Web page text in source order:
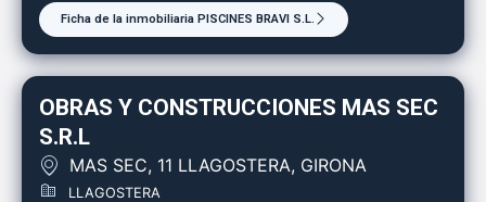
Ficha de la inmobiliaria PISCINES BRAVI S.L.
OBRAS Y CONSTRUCCIONES MAS SEC
S.R.L
MAS SEC, 11 LLAGOSTERA, GIRONA
LLAGOSTERA